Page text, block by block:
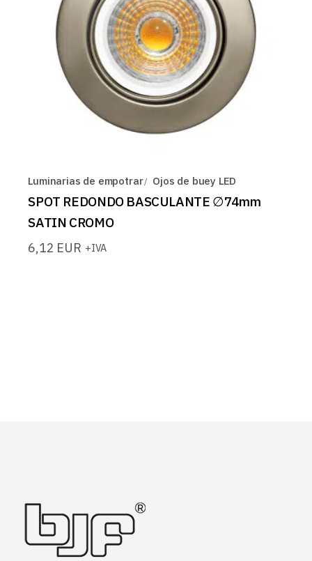
Luminarias de empotrar Ojos de buey LED
SPOT REDONDO BASCULANTE ∅74mm
SATIN CROMO
6,12 EUR +IVA